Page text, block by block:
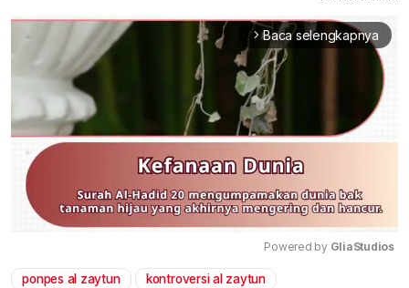
arrow_forward_ios Baca selengkapnya
Powered by GliaStudios
ponpes al zaytun kontroversi al zaytun